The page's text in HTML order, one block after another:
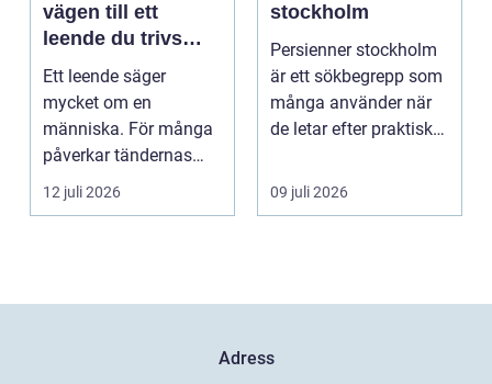
vägen till ett
leende du trivs
med
Ett leende säger
mycket om en
människa. För många
påverkar tändernas
utseende både
självförtroendet ...
12 juli 2026
stockholm
Persienner stockholm
är ett sökbegrepp som
många använder när
de letar efter praktiska
09 juli 2026
Adress